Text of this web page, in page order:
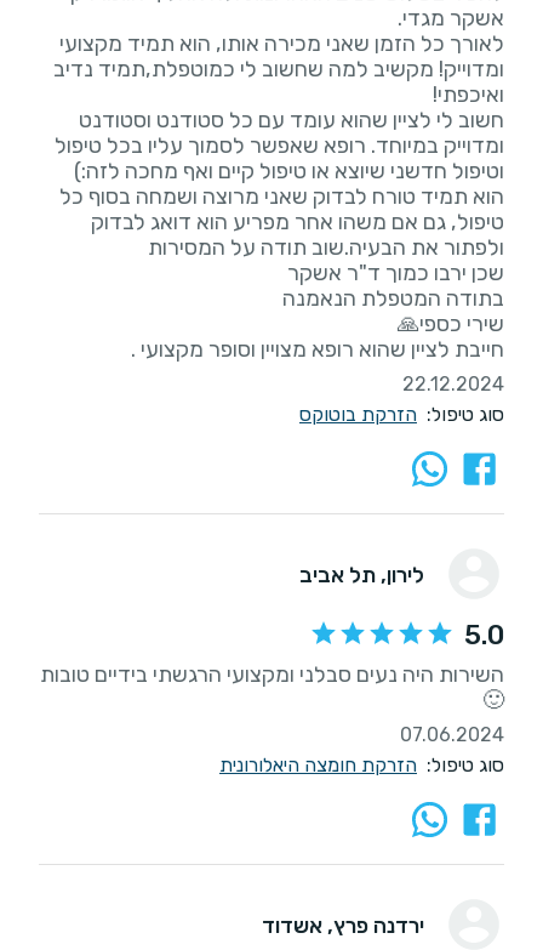
לאורך כל הזמן שאני מכירה אותו, הוא תמיד מקצועי
ומדוייק! מקשיב למה שחשוב לי כמוטפלת,תמיד נדיב
חשוב לי לציין שהוא עומד עם כל סטודנט וסטודנט
ומדוייק במיוחד. רופא שאפשר לסמוך עליו בכל טיפול
הוא תמיד טורח לבדוק שאני מרוצה ושמחה בסוף כל
טיפול, גם אם משהו אחר מפריע הוא דואג לבדוק
חייבת לציין שהוא רופא מצויין וסופר מקצועי .
22.12.2024
סוג טיפול: הזרקת בוטוקס
לירון, תל אביב
5.0
השירות היה נעים סבלני ומקצועי הרגשתי בידיים טובות
🙂
07.06.2024
סוג טיפול: הזרקת חומצה היאלורונית
ירדנה פרץ, אשדוד